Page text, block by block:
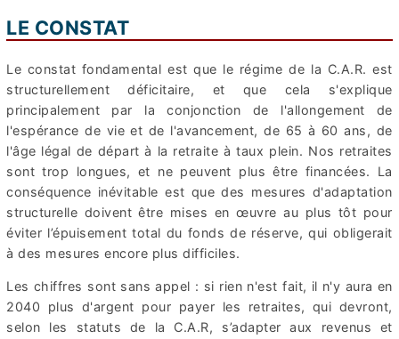
LE CONSTAT
Le constat fondamental est que le régime de la C.A.R. est
structurellement déficitaire, et que cela s'explique
principalement par la conjonction de l'allongement de
l'espérance de vie et de l'avancement, de 65 à 60 ans, de
l'âge légal de départ à la retraite à taux plein. Nos retraites
sont trop longues, et ne peuvent plus être financées. La
conséquence inévitable est que des mesures d'adaptation
structurelle doivent être mises en œuvre au plus tôt pour
éviter l’épuisement total du fonds de réserve, qui obligerait
à des mesures encore plus difficiles.
Les chiffres sont sans appel : si rien n'est fait, il n'y aura en
2040 plus d'argent pour payer les retraites, qui devront,
selon les statuts de la C.A.R, s’adapter aux revenus et